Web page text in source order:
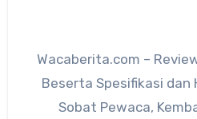
Wacaberita.com –
Beserta Spesifikasi dan
Sobat Pewaca,